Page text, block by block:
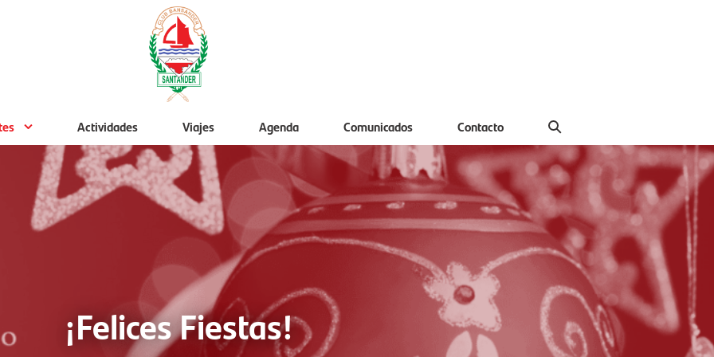
Actividades Viajes Agenda Comunicados Contacto
¡Felices Fiestas!